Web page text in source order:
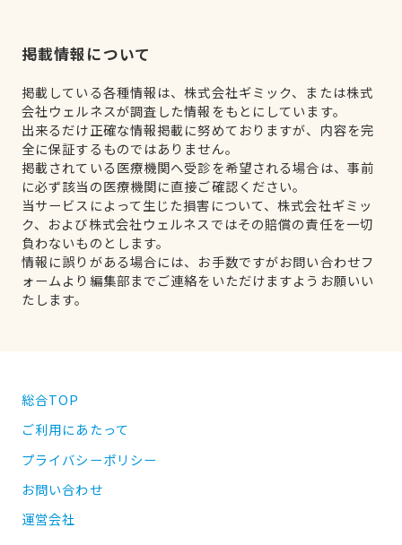
掲載情報について
掲載している各種情報は、株式会社ギミック、または株式
会社ウェルネスが調査した情報をもとにしています。
出来るだけ正確な情報掲載に努めておりますが、内容を完
全に保証するものではありません。
掲載されている医療機関へ受診を希望される場合は、事前
に必ず該当の医療機関に直接ご確認ください。
当サービスによって生じた損害について、株式会社ギミッ
ク、および株式会社ウェルネスではその賠償の責任を一切
負わないものとします。
情報に誤りがある場合には、お手数ですがお問い合わせフ
ォームより編集部までご連絡をいただけますようお願いい
たします。
総合TOP
ご利用にあたって
プライバシーポリシー
お問い合わせ
運営会社